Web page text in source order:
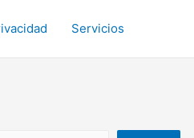
Servicios